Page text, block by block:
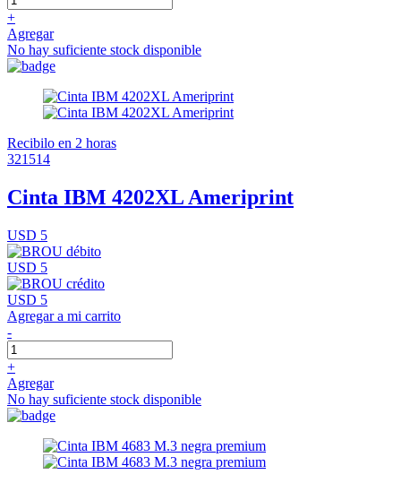
+
Agregar
No hay suficiente stock disponible
Recibilo en 2 horas
321514
Cinta IBM 4202XL Ameriprint
USD 5
USD 5
USD 5
Agregar a mi carrito
-
+
Agregar
No hay suficiente stock disponible